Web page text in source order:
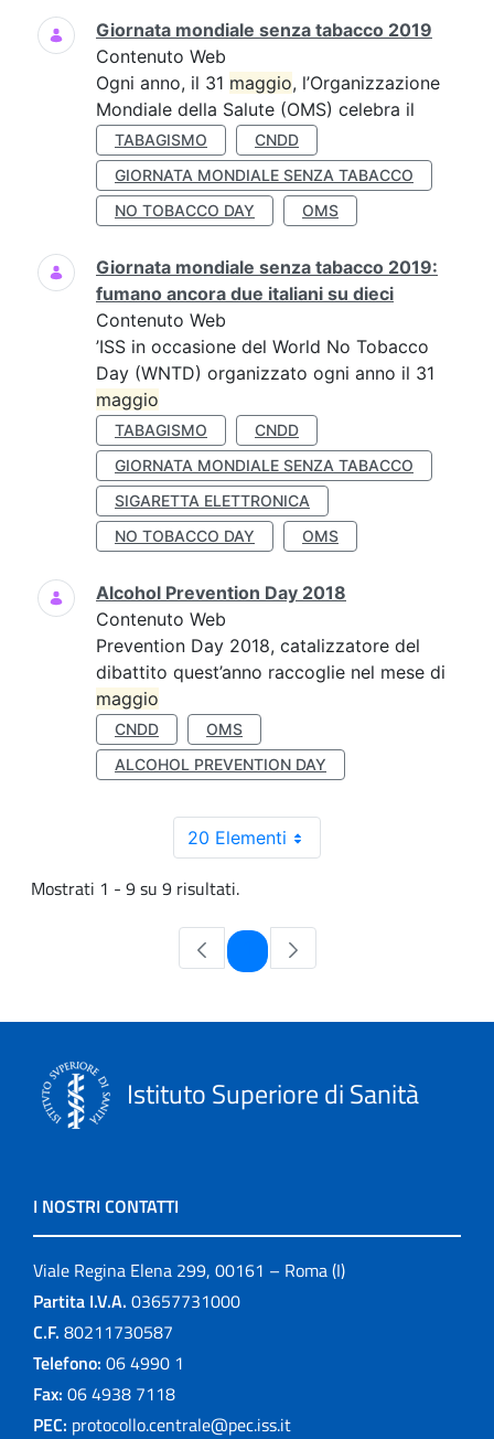
Giornata mondiale senza tabacco 2019
Contenuto Web
Ogni anno, il 31 maggio, l’Organizzazione
Mondiale della Salute (OMS) celebra il
TABAGISMO
CNDD
GIORNATA MONDIALE SENZA TABACCO
NO TOBACCO DAY
OMS
Giornata mondiale senza tabacco 2019:
fumano ancora due italiani su dieci
Contenuto Web
’ISS in occasione del World No Tobacco
Day (WNTD) organizzato ogni anno il 31
maggio
TABAGISMO
CNDD
GIORNATA MONDIALE SENZA TABACCO
SIGARETTA ELETTRONICA
NO TOBACCO DAY
OMS
Alcohol Prevention Day 2018
Contenuto Web
Prevention Day 2018, catalizzatore del
dibattito quest’anno raccoglie nel mese di
maggio
CNDD
OMS
ALCOHOL PREVENTION DAY
20 Elementi
Mostrati 1 - 9 su 9 risultati.
Pagina
Istituto Superiore di Sanità
I NOSTRI CONTATTI
Viale Regina Elena 299, 00161 – Roma (I)
Partita I.V.A. 03657731000
C.F. 80211730587
Telefono: 06 4990 1
Fax: 06 4938 7118
PEC: protocollo.centrale@pec.iss.it